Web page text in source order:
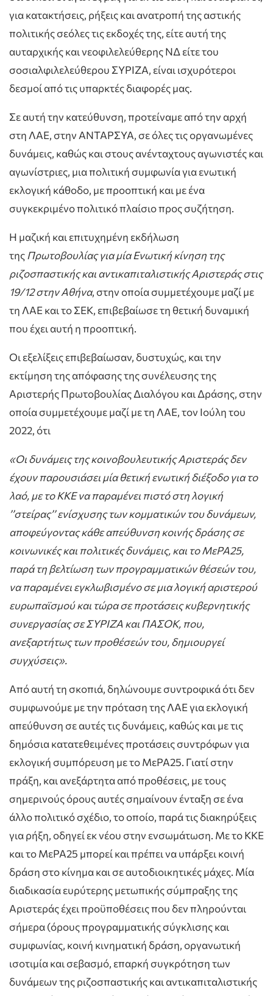
για κατακτήσεις, ρήξεις και ανατροπή της αστικής
πολιτικής σεόλες τις εκδοχές της, είτε αυτή της
αυταρχικής και νεοφιλελεύθερης ΝΔ είτε του
σοσιαλφιλελεύθερου ΣΥΡΙΖΑ, είναι ισχυρότεροι
δεσμοί από τις υπαρκτές διαφορές μας.
Σε αυτή την κατεύθυνση, προτείναμε από την αρχή
στη ΛΑΕ, στην ΑΝΤΑΡΣΥΑ, σε όλες τις οργανωμένες
δυνάμεις, καθώς και στους ανένταχτους αγωνιστές και
αγωνίστριες, μια πολιτική συμφωνία για ενωτική
εκλογική κάθοδο, με προοπτική και με ένα
συγκεκριμένο πολιτικό πλαίσιο προς συζήτηση.
Η μαζική και επιτυχημένη εκδήλωση
της Πρωτοβουλίας για μία Ενωτική κίνηση της
ριζοσπαστικής και αντικαπιταλιστικής Αριστεράς στις
19/12 στην Αθήνα, στην οποία συμμετέχουμε μαζί με
τη ΛΑΕ και το ΣΕΚ, επιβεβαίωσε τη θετική δυναμική
που έχει αυτή η προοπτική.
Οι εξελίξεις επιβεβαίωσαν, δυστυχώς, και την
εκτίμηση της απόφασης της συνέλευσης της
Αριστερής Πρωτοβουλίας Διαλόγου και Δράσης, στην
οποία συμμετέχουμε μαζί με τη ΛΑΕ, τον Ιούλη του
2022, ότι
«Οι δυνάμεις της κοινοβουλευτικής Αριστεράς δεν
έχουν παρουσιάσει μία θετική ενωτική διέξοδο για το
λαό, με το ΚΚΕ να παραμένει πιστό στη λογική
’’στείρας’’ ενίσχυσης των κομματικών του δυνάμεων,
αποφεύγοντας κάθε απεύθυνση κοινής δράσης σε
κοινωνικές και πολιτικές δυνάμεις, και το ΜεΡΑ25,
παρά τη βελτίωση των προγραμματικών θέσεών του,
να παραμένει εγκλωβισμένο σε μια λογική αριστερού
ευρωπαϊσμού και τώρα σε προτάσεις κυβερνητικής
συνεργασίας σε ΣΥΡΙΖΑ και ΠΑΣΟΚ, που,
ανεξαρτήτως των προθέσεών του, δημιουργεί
συγχύσεις».
Από αυτή τη σκοπιά, δηλώνουμε συντροφικά ότι δεν
συμφωνούμε με την πρόταση της ΛΑΕ για εκλογική
απεύθυνση σε αυτές τις δυνάμεις, καθώς και με τις
δημόσια κατατεθειμένες προτάσεις συντρόφων για
εκλογική συμπόρευση με το ΜεΡΑ25. Γιατί στην
πράξη, και ανεξάρτητα από προθέσεις, με τους
σημερινούς όρους αυτές σημαίνουν ένταξη σε ένα
άλλο πολιτικό σχέδιο, το οποίο, παρά τις διακηρύξεις
για ρήξη, οδηγεί εκ νέου στην ενσωμάτωση. Με το ΚΚΕ
και το ΜεΡΑ25 μπορεί και πρέπει να υπάρξει κοινή
δράση στο κίνημα και σε αυτοδιοικητικές μάχες. Μία
διαδικασία ευρύτερης μετωπικής σύμπραξης της
Αριστεράς έχει προϋποθέσεις που δεν πληρούνται
σήμερα (όρους προγραμματικής σύγκλισης και
συμφωνίας, κοινή κινηματική δράση, οργανωτική
ισοτιμία και σεβασμό, επαρκή συγκρότηση των
δυνάμεων της ριζοσπαστικής και αντικαπιταλιστικής